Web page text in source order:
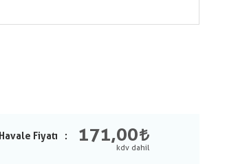
Havale Fiyatı 171,00